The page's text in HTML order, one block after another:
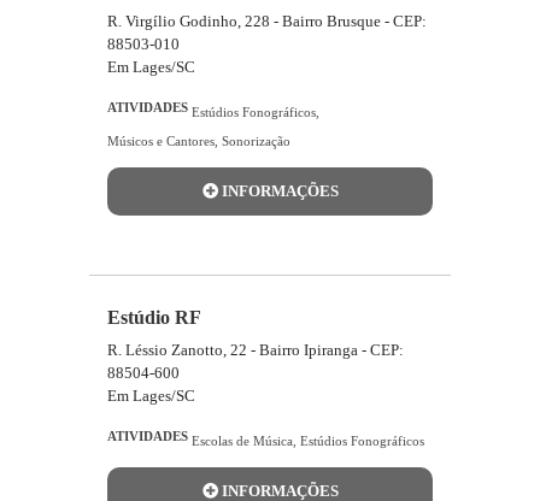
R. Virgílio Godinho, 228 - Bairro Brusque - CEP:
88503-010
Em Lages/SC
ATIVIDADES Estúdios Fonográficos
Músicos e Cantores Sonorização
INFORMAÇÕES
Estúdio RF
R. Léssio Zanotto, 22 - Bairro Ipiranga - CEP:
88504-600
Em Lages/SC
ATIVIDADES Escolas de Música Estúdios Fonográficos
INFORMAÇÕES